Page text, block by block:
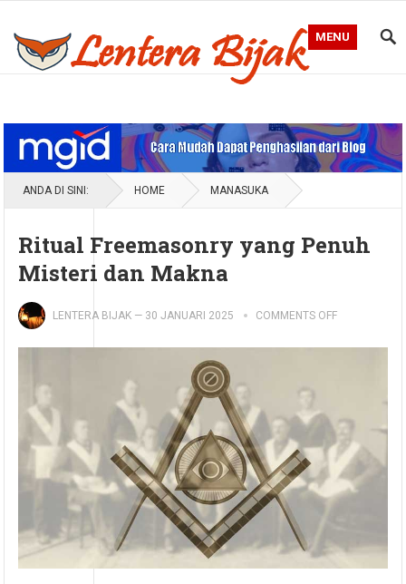
MENU
ANDA DI SINI: HOME MANASUKA
Ritual Freemasonry yang Penuh
Misteri dan Makna
LENTERA BIJAK — 30 JANUARI 2025 COMMENTS OFF